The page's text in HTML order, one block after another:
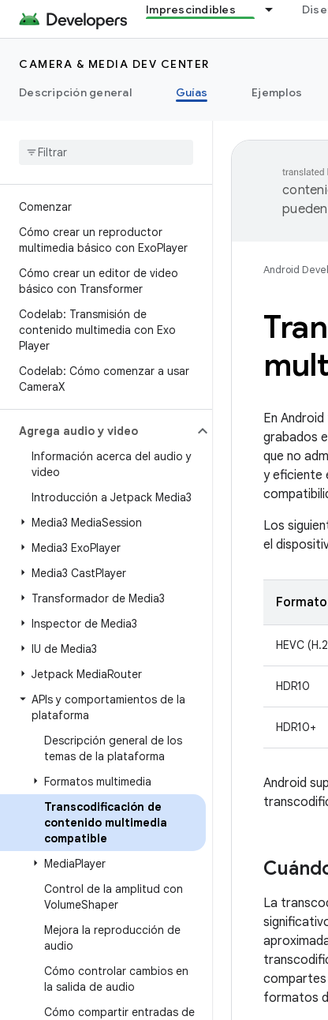
Imprescindibles
CAMERA & MEDIA DEV CENTER
Descripción general
Guías Ejemplos
Comenzar
Cómo crear un reproductor
multimedia básico con ExoPlayer
Cómo crear un editor de video
básico con Transformer
Codelab: Transmisión de
contenido multimedia con Exo
Player
Codelab: Cómo comenzar a usar
CameraX
Agrega audio y video
Información acerca del audio y
video
Introducción a Jetpack Media3
Media3 MediaSession
Media3 ExoPlayer
Media3 CastPlayer
Transformador de Media3
Inspector de Media3
IU de Media3
Jetpack MediaRouter
APIs y comportamientos de la
plataforma
Descripción general de los
temas de la plataforma
Formatos multimedia
Transcodificación de
contenido multimedia
compatible
MediaPlayer
Control de la amplitud con
VolumeShaper
Mejora la reproducción de
audio
Cómo controlar cambios en
la salida de audio
Cómo compartir entradas de
Android
En
grabados
que no
y eficiente
Los
el
HEVC
HDR10
HDR10+
Android
La
compartes
formatos